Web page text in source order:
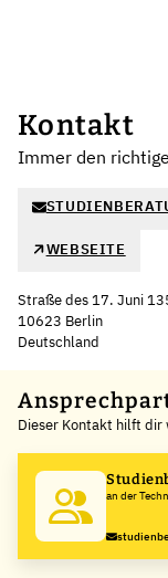
Kontakt
Immer den
WEBSEITE
Straße des 17. Juni
10623 Berlin
Deutschland
+
−
Dieser Kontakt hilft dir
an der